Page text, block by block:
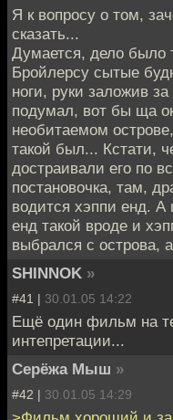
Я к вопросу о том,
сказать...
Думается, дело было
Бройлерсу сытые
ноги, руки заложив
подумал, вот бы ща
необитаемом
такой был... Кстати,
достраивали его по
постановочка, там,
водится хэппи енд.
енд такой вроде и
выбрался с острова,
SHINNOK »
#41 | 30.01.05 14:22
Ещё один фильм на
интепретации...
Серёжа Мыш »
#42 | 30.01.05 14:29